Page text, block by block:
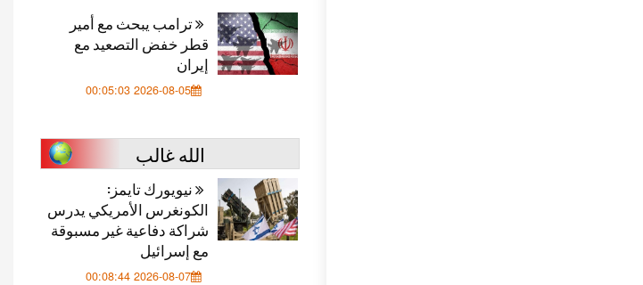
ترامب يبحث مع أمير
قطر خفض التصعيد مع
إيران
2026-08-05 00:05:03
الله غالب
نيويورك تايمز:
الكونغرس الأمريكي يدرس
شراكة دفاعية غير مسبوقة
مع إسرائيل
2026-08-07 00:08:44